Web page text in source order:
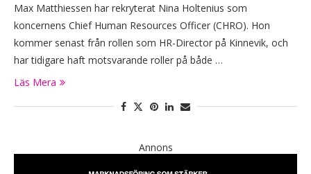
Max Matthiessen har rekryterat Nina Holtenius som
koncernens Chief Human Resources Officer (CHRO). Hon
kommer senast från rollen som HR-Director på Kinnevik, och
har tidigare haft motsvarande roller på både …
Läs Mera
Annons